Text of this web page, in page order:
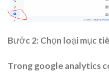
Bước 2: Chọn loại mục
Trong google analytics